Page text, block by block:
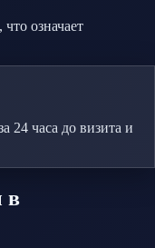
означает
24 часа до визита и
в